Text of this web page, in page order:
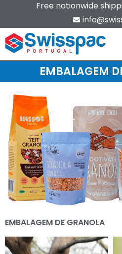
Free nationwide
EMBALAGEM
EMBALAGEM DE GRANOLA